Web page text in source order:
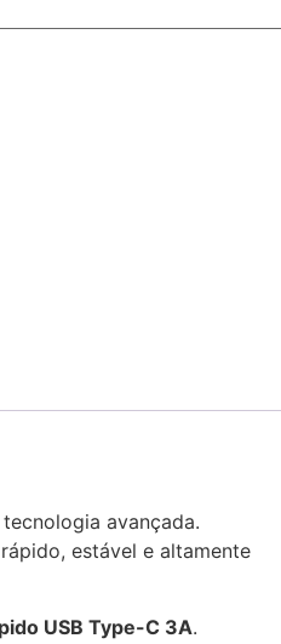
avançada.
estável e altamente
USB Type-C 3A.